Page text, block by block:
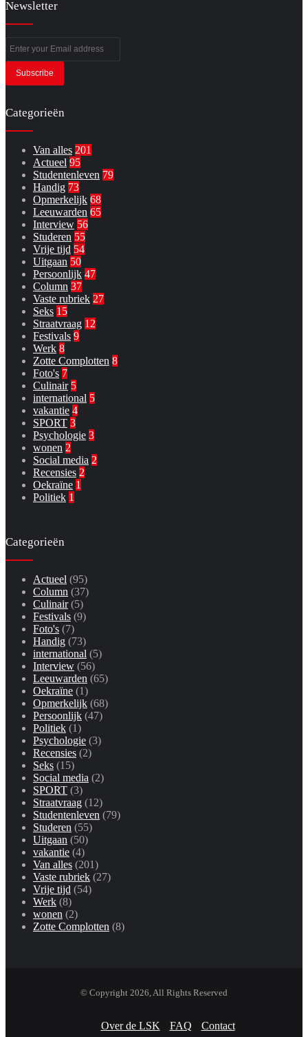
Newsletter
your
Email
address
Categorieën
Van alles 201
Actueel 95
Studentenleven 79
Handig 73
Opmerkelijk 68
Leeuwarden 65
Interview 56
Studeren 55
Vrije tijd 54
Uitgaan 50
Persoonlijk 47
Column 37
Vaste rubriek 27
Seks 15
Straatvraag 12
Festivals 9
Werk 8
Zotte Complotten 8
Foto's 7
Culinair 5
international 5
vakantie 4
SPORT 3
Psychologie 3
wonen 2
Social media 2
Recensies 2
Oekraïne 1
Politiek 1
Categorieën
Actueel (95)
Column (37)
Culinair(5)
Festivals (9)
Foto's (7)
Handig (73)
international (5)
Interview (56)
Leeuwarden (65)
Oekraïne (1)
Opmerkelijk (68)
Persoonlijk (47)
Politiek (1)
Psychologie (3)
Recensies (2)
Seks (15)
Social media (2)
SPORT (3)
Straatvraag (12)
Studentenleven (79)
Studeren (55)
Uitgaan (50)
vakantie (4)
Van alles (201)
Vaste rubriek (27)
Vrije tijd (54)
Werk (8)
wonen (2)
Zotte Complotten (8)
© Copyright 2026, All Rights Reserved
Over de LSK FAQ Contact